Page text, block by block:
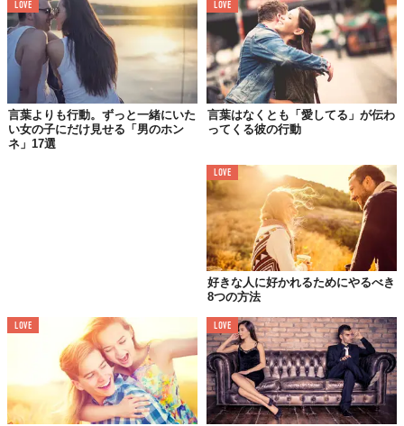
04.
あなたがしたSNSの投稿すべてに「いいね！」する
あなたのペットに好かれようとする
LOVE
言葉よりも行動。ずっと一緒にいた
い女の子にだけ見せる「男のホン
ネ」17選
LOVE
言葉はなくとも「愛してる」が伝わ
ってくる彼の行動
LOVE
好きな人に好かれるためにやるべき
8つの方法
LOVE LOVE